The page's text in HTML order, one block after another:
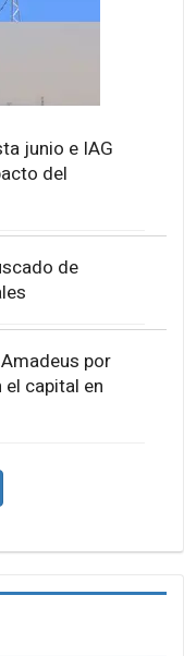
junio e IAG
del
de
por
capital en